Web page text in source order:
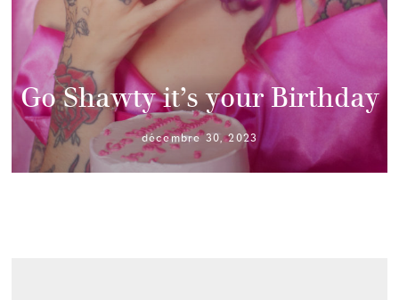
Go Shawty it’s your Birthday
décembre 30, 2023